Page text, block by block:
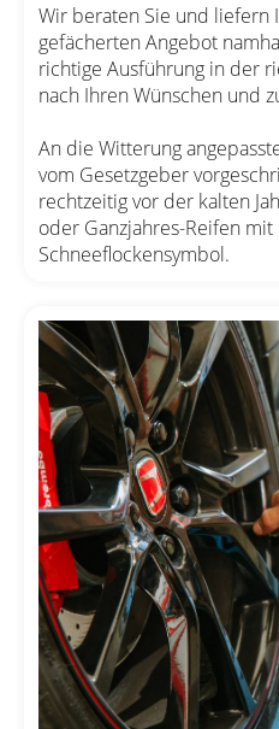
Wir beraten Sie und liefern
gefächerten Angebot
richtige Ausführung in der
nach Ihren Wünschen und
An die Witterung
vom Gesetzgeber
rechtzeitig vor der kalten
oder Ganzjahres-Reifen mit
Schneeflockensymbol.